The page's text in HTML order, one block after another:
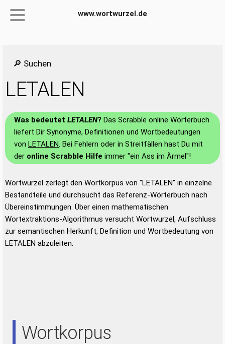
www.wortwurzel.de
🔎 Suchen
LETALEN
Was bedeutet LETALEN? Das Scrabble online Wörterbuch
liefert Dir Synonyme, Definitionen und Wortbedeutungen
von LETALEN. Bei Fehlern oder in Streitfällen hast Du mit
der online Scrabble Hilfe immer "ein Ass im Ärmel"!
Wortwurzel zerlegt den Wortkorpus von "LETALEN" in einzelne
Bestandteile und durchsucht das Referenz-Wörterbuch nach
Übereinstimmungen. Über einen mathematischen
Wortextraktions-Algorithmus versucht Wortwurzel, Aufschluss
zur semantischen Herkunft, Definition und Wortbedeutung von
LETALEN abzuleiten.
Wortkorpus